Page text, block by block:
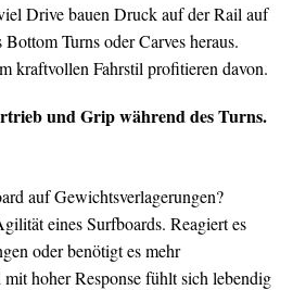
Drive bauen Druck auf der Rail auf
Turns oder Carves heraus.
kraftvollen Fahrstil profitieren davon.
und Grip während des Turns.
auf Gewichtsverlagerungen?
eines Surfboards. Reagiert es
oder benötigt es mehr
hoher Response fühlt sich lebendig